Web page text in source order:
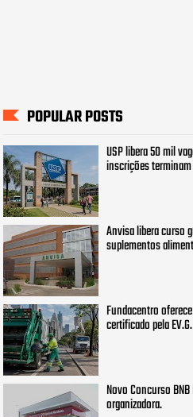
POPULAR POSTS
USP libera 50 mil
inscrições
Anvisa libera curso
suplementos
Fundacentro
certificado pela EV.G.
Novo Concurso
organizadora.